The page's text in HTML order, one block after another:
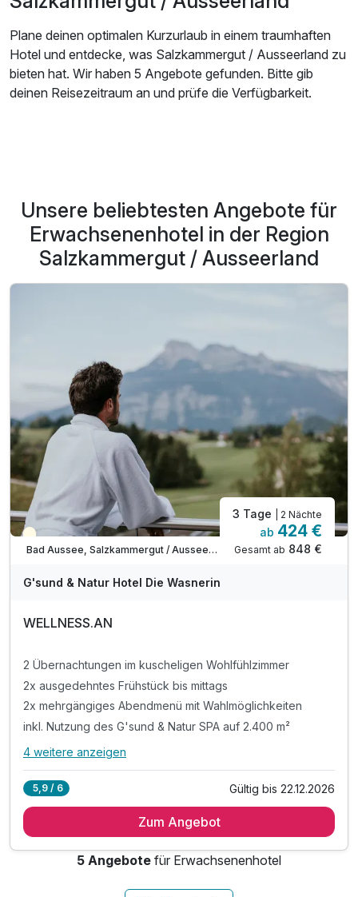
Plane deinen optimalen Kurzurlaub in einem traumhaften
Hotel und entdecke, was Salzkammergut / Ausseerland zu
bieten hat. Wir haben 5 Angebote gefunden. Bitte gib
deinen Reisezeitraum an und prüfe die Verfügbarkeit.
Unsere beliebtesten Angebote für
Erwachsenenhotel in der Region
Salzkammergut / Ausseerland
Teilweise ausgelastet
Bad Aussee, Salzkammergut / Ausseerland
3 Tage | 2 Nächte
ab 424 €
Gesamt ab 848 €
G'sund & Natur Hotel Die Wasnerin
WELLNESS.AN
2 Übernachtungen im kuscheligen Wohlfühlzimmer
2x ausgedehntes Frühstück bis mittags
2x mehrgängiges Abendmenü mit Wahlmöglichkeiten
inkl. Nutzung des G'sund & Natur SPA auf 2.400 m²
Alle Inklusivleistungen
2x ausgedehntes Frühstück bis mittags
inkl. Nutzung des G'sund & Natur SPA auf 2.400 m²
4 weitere anzeigen
5,9 / 6 Gültig bis 22.12.2026
Zum Angebot
5 Angebote für Erwachsenenhotel